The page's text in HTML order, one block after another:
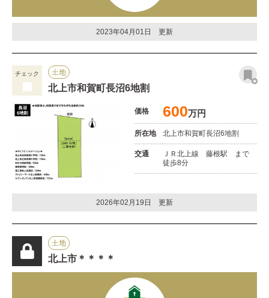
2023年04月01日 更新
チェック 土地
北上市和賀町長沼6地割
価格 600万円
所在地 北上市和賀町長沼6地割
交通
ＪＲ北上線 藤根駅 まで
徒歩8分
2026年02月19日 更新
土地
北上市＊＊＊＊